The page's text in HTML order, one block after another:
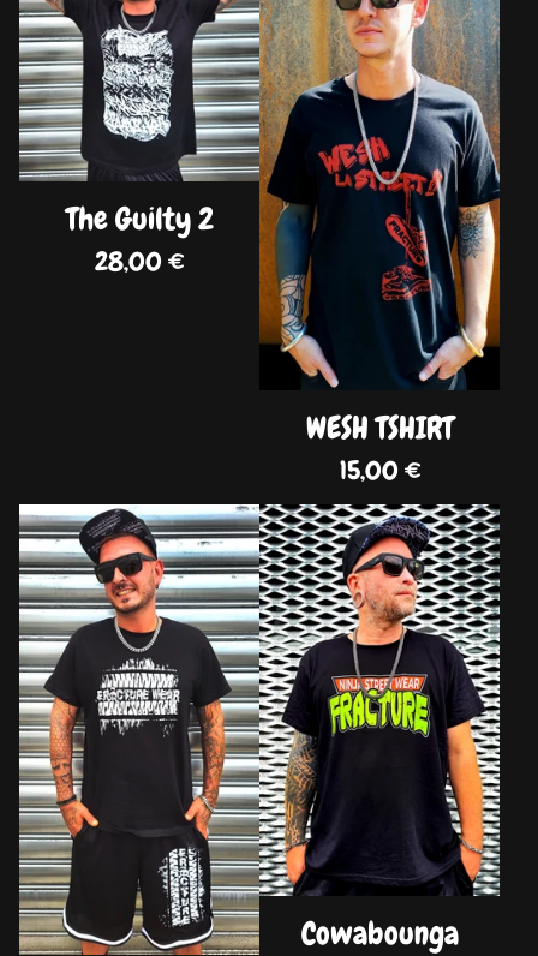
The Guilty 2
28,00€
WESH TSHIRT
15,00€
DISPO DISPO
Cowabounga